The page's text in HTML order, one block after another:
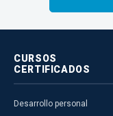
CURSOS
CERTIFICADOS
Desarrollo personal